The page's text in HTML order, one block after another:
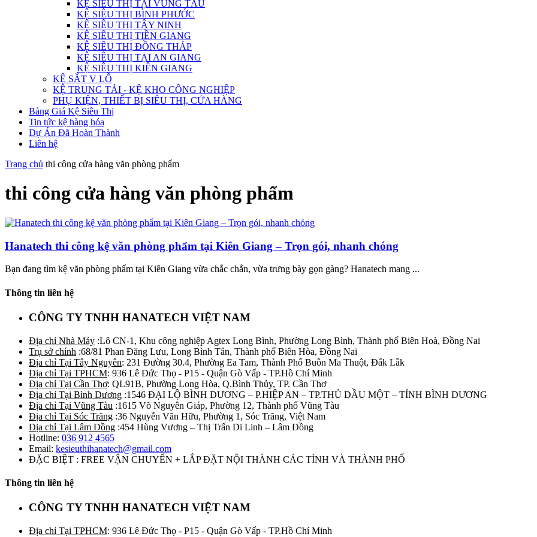
KỆ SIÊU THỊ TẠI VŨNG TÀU
KỆ SIÊU THỊ BÌNH PHƯỚC
KỆ SIÊU THỊ TÂY NINH
KỆ SIÊU THỊ TIỀN GIANG
KỆ SIÊU THỊ ĐỒNG THÁP
KỆ SIÊU THỊ TẠI AN GIANG
KỆ SIÊU THỊ KIÊN GIANG
KỆ SẮT V LỖ
KỆ TRUNG TẢI - KỆ KHO CÔNG NGHIỆP
PHỤ KIỆN, THIẾT BỊ SIÊU THỊ, CỬA HÀNG
Bảng Giá Kệ Siêu Thị
Tin tức kệ hàng hóa
Dự Án Đã Hoàn Thành
Liên hệ
Trang chủ thi công cửa hàng văn phòng phẩm
thi công cửa hàng văn phòng phẩm
Hanatech thi công kệ văn phòng phẩm tại Kiên Giang – Trọn gói, nhanh chóng
Bạn đang tìm kệ văn phòng phẩm tại Kiên Giang vừa chắc chắn, vừa trưng bày gọn gàng? Hanatech mang ...
Thông tin liên hệ
CÔNG TY TNHH HANATECH VIỆT NAM
Địa chỉ Nhà Máy :Lô CN-1, Khu công nghiệp Agtex Long Bình, Phường Long Bình, Thành phố Biên Hoà, Đồng Nai
Trụ sở chính :68/81 Phan Đăng Lưu, Long Bình Tân, Thành phố Biên Hòa, Đồng Nai
Địa chỉ Tại Tây Nguyên: 231 Đường 30.4, Phường Ea Tam, Thành Phố Buôn Ma Thuột, Đắk Lắk
Địa chỉ Tại TPHCM: 936 Lê Đức Thọ - P15 - Quận Gò Vấp - TP.Hồ Chí Minh
Địa chỉ Tại Cần Thơ: QL91B, Phường Long Hòa, Q.Bình Thủy, TP. Cần Thơ
Địa chỉ Tại Bình Dương :1546 ĐẠI LỘ BÌNH DƯƠNG – P.HIỆP AN – TP.THỦ DẦU MỘT – TỈNH BÌNH DƯƠNG
Địa chỉ Tại Vũng Tàu :1615 Võ Nguyên Giáp, Phường 12, Thành phố Vũng Tàu
Địa chỉ Tại Sóc Trăng :36 Nguyễn Văn Hữu, Phường 1, Sóc Trăng, Việt Nam
Địa chỉ Tại Lâm Đồng :454 Hùng Vương – Thị Trấn Di Linh – Lâm Đồng
Hotline: 036 912 4565
Email: kesieuthihanatech@gmail.com
ĐẶC BIỆT : FREE VẬN CHUYỂN + LẮP ĐẶT NỘI THÀNH CÁC TỈNH VÀ THÀNH PHỐ
Thông tin liên hệ
CÔNG TY TNHH HANATECH VIỆT NAM
Địa chỉ Tại TPHCM: 936 Lê Đức Thọ - P15 - Quận Gò Vấp - TP.Hồ Chí Minh